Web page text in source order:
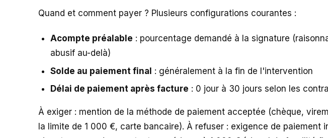
Quand et comment payer ? Plusieurs configurations courantes :
Acompte préalable : pourcentage demandé à la signature
abusif au-delà)
Solde au paiement final : généralement à la fin de l'intervention
Délai de paiement après facture : 0 jour à 30 jours selon les
À exiger : mention de la méthode de paiement acceptée (chèque,
la limite de 1 000 €, carte bancaire). À refuser : exigence de paiement